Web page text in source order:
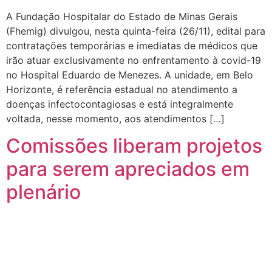
A Fundação Hospitalar do Estado de Minas Gerais
(Fhemig) divulgou, nesta quinta-feira (26/11), edital para
contratações temporárias e imediatas de médicos que
irão atuar exclusivamente no enfrentamento à covid-19
no Hospital Eduardo de Menezes. A unidade, em Belo
Horizonte, é referência estadual no atendimento a
doenças infectocontagiosas e está integralmente
voltada, nesse momento, aos atendimentos […]
Comissões liberam projetos
para serem apreciados em
plenário